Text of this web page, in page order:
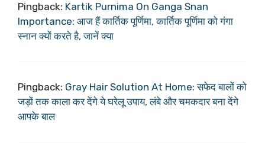
Pingback: Kartik Purnima On Ganga Snan
Importance: आज हैं कार्तिक पूर्णिमा, कार्तिक पूर्णिमा को गंगा
स्नान क्यों करते है, जानें क्या
Pingback: Gray Hair Solution At Home: सफेद बालों को
जड़ों तक काला कर देंगे ये घरेलू उपाय, लंबे और चमकदार बना देंगे
आपके बाल